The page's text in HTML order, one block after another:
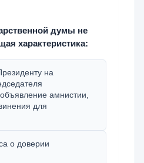
думы не
характеристика:
на
амнистии,
для
о доверии